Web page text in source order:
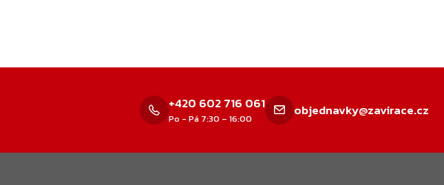
+420 602 716 061
Po - Pá 7:30 – 16:00 objednavky@zavirace.cz